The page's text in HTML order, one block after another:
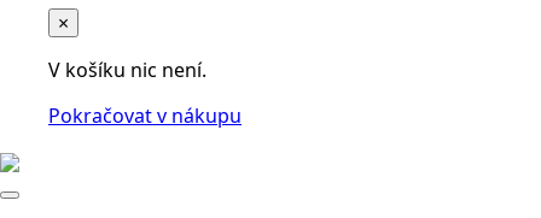
×
V košíku nic není.
Pokračovat v nákupu